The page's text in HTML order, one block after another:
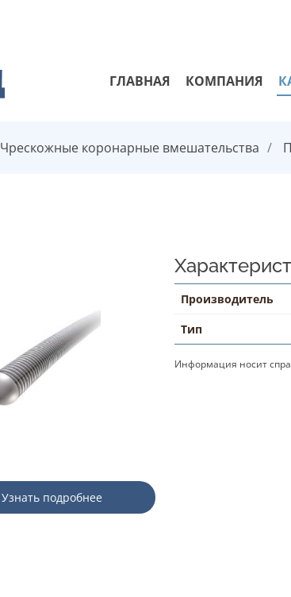
ГЛАВНАЯ КОМПАНИЯ
Чрескожные коронарные вмешательства
Узнать подробнее
Производитель
Тип
Информация носит